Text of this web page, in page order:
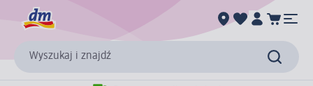
Wyszukaj i znajdź